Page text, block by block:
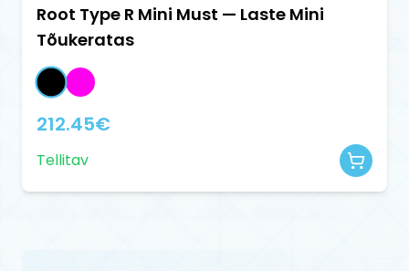
Root Type R Mini Must — Laste Mini
Tõukeratas
212.45€
Tellitav